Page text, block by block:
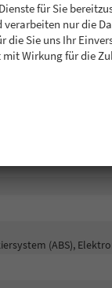
anklappbar,
(ABS),
für Sie
nur die
die Sie uns Ihr
Wirkung für die